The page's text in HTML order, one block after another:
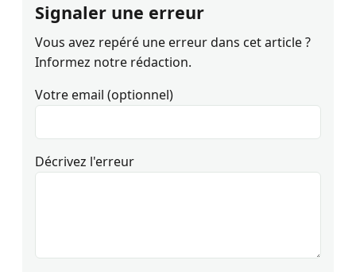
Signaler une erreur
Vous avez repéré une erreur dans cet article ?
Informez notre rédaction.
Votre email (optionnel)
Décrivez l'erreur